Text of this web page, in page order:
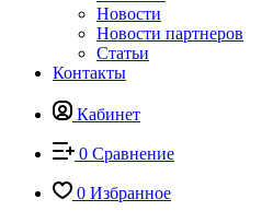
Новости
Новости партнеров
Статьи
Контакты
Кабинет
0 Сравнение
0 Избранное